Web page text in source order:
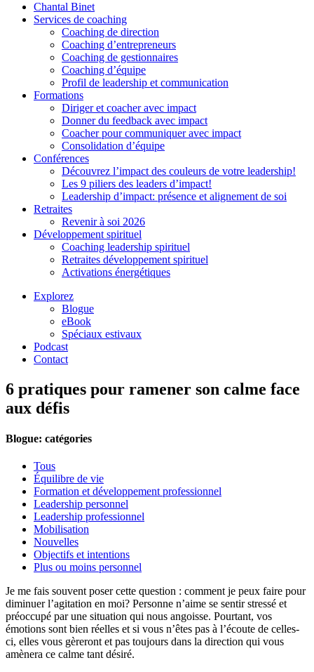
Chantal Binet
Services de coaching
Coaching de direction
Coaching d’entrepreneurs
Coaching de gestionnaires
Coaching d’équipe
Profil de leadership et communication
Formations
Diriger et coacher avec impact
Donner du feedback avec impact
Coacher pour communiquer avec impact
Consolidation d’équipe
Conférences
Découvrez l’impact des couleurs de votre leadership!
Les 9 piliers des leaders d’impact!
Leadership d’impact: présence et alignement de soi
Retraites
Revenir à soi 2026
Développement spirituel
Coaching leadership spirituel
Retraites développement spirituel
Activations énergétiques
Explorez
Blogue
eBook
Spéciaux estivaux
Podcast
Contact
6 pratiques pour ramener son calme face
aux défis
Blogue: catégories
Tous
Équilibre de vie
Formation et développement professionnel
Leadership personnel
Leadership professionnel
Mobilisation
Nouvelles
Objectifs et intentions
Plus ou moins personnel
Je me fais souvent poser cette question : comment je peux faire pour
diminuer l’agitation en moi? Personne n’aime se sentir stressé et
préoccupé par une situation qui nous angoisse. Pourtant, vos
émotions sont bien réelles et si vous n’êtes pas à l’écoute de celles-
ci, elles vous gèreront et pas toujours dans la direction qui vous
amènera ce calme tant désiré.